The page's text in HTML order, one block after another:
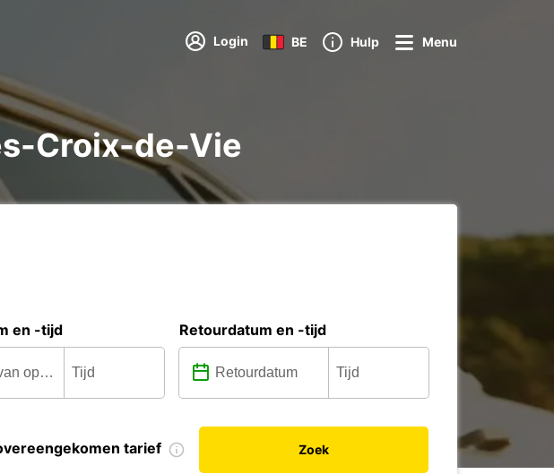
Login BE Hulp Menu
Croix-de-Vie
en -tijd Retourdatum en -tijd
tarief Zoek